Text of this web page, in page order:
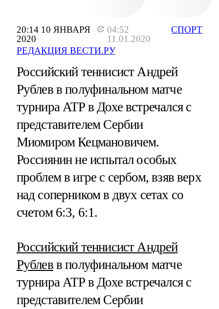
20:14 10 ЯНВАРЯ
2020
04:52
11.01.2020
РЕДАКЦИЯ ВЕСТИ.РУ
СПОРТ
Российский теннисист Андрей
Рублев в полуфинальном матче
турнира ATP в Дохе встречался с
представителем Сербии
Миомиром Кецмановичем.
Россиянин не испытал особых
проблем в игре с сербом, взяв верх
над соперником в двух сетах со
счетом 6:3, 6:1.
Российский теннисист Андрей
Рублевв полуфинальном матче
турнира ATP в Дохе встречался с
представителем Сербии